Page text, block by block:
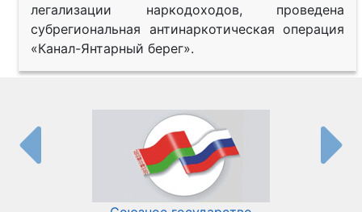
легализации наркодоходов, проведена
субрегиональная антинаркотическая операция
«Канал-Янтарный берег».